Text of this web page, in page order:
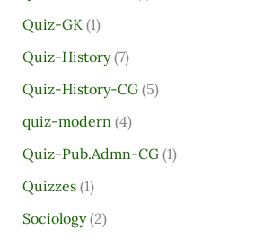
Quiz-GK(1)
Quiz-History(7)
Quiz-History-CG(5)
quiz-modern(4)
Quiz-Pub.Admn-CG(1)
Quizzes(1)
Sociology(2)